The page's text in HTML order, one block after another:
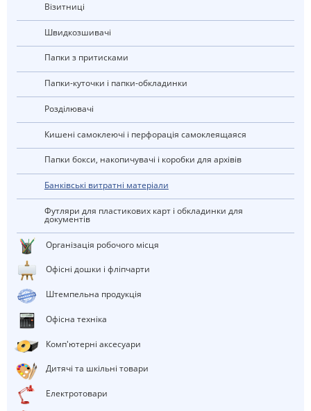
візитниці
швидкозшивачі
Папки з притисками
Папки-куточки і папки-обкладинки
Розділювачі
Кишені самоклеючі і перфорація самоклеящаяся
Папки бокси, накопичувачі і коробки для архівів
Банківські витратні матеріали
Футляри для пластикових карт і обкладинки для
документів
Організація робочого місця
Офісні дошки і фліпчарти
штемпельна продукція
Офісна техніка
Комп'ютерні аксесуари
Дитячі та шкільні товари
електротовари